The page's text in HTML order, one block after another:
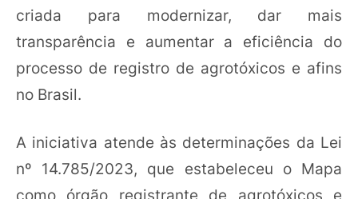
criada para modernizar, dar mais
transparência e aumentar a eficiência do
processo de registro de agrotóxicos e afins
no Brasil.
A iniciativa atende às determinações da Lei
nº 14.785/2023, que estabeleceu o Mapa
como órgão registrante de agrotóxicos e